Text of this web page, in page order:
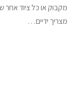
מקבוק או כל ציוד אחר
מצריך ידיים…